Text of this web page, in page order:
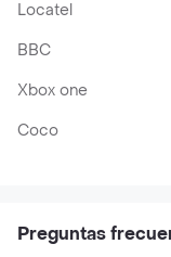
Locatel
BBC
Xbox one
Coco
Preguntas